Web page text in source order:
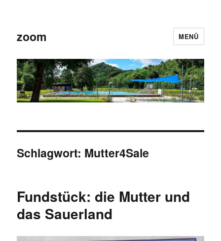
zoom MENÜ
Schlagwort: Mutter4Sale
Fundstück: die Mutter und
das Sauerland